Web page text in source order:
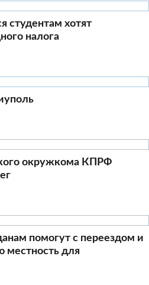
хотят
налога
окружкома КПРФ
помогут с переездом и
местность для